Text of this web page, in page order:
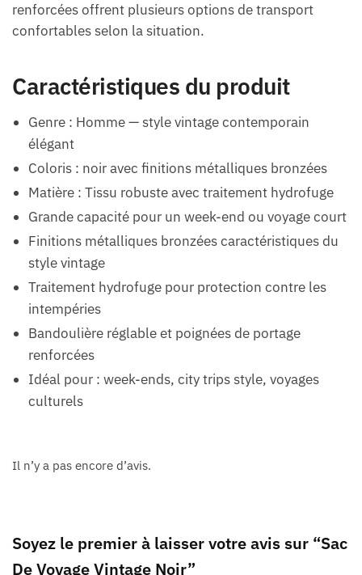
renforcées offrent plusieurs options de transport
confortables selon la situation.
Caractéristiques du produit
Genre : Homme — style vintage contemporain
élégant
Coloris : noir avec finitions métalliques bronzées
Matière : Tissu robuste avec traitement hydrofuge
Grande capacité pour un week-end ou voyage court
Finitions métalliques bronzées caractéristiques du
style vintage
Traitement hydrofuge pour protection contre les
intempéries
Bandoulière réglable et poignées de portage
renforcées
Idéal pour : week-ends, city trips style, voyages
culturels
Il n’y a pas encore d’avis.
Soyez le premier à laisser votre avis sur “Sac
De Voyage Vintage Noir”